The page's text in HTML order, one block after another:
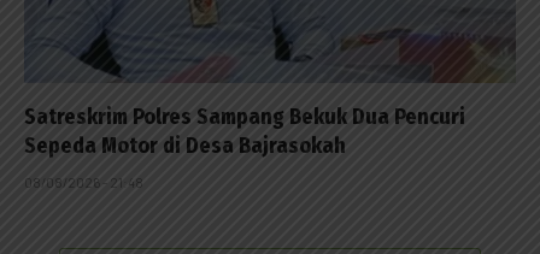
Satreskrim Polres Sampang Bekuk Dua Pencuri
Sepeda Motor di Desa Bajrasokah
08/08/2026 - 21:48